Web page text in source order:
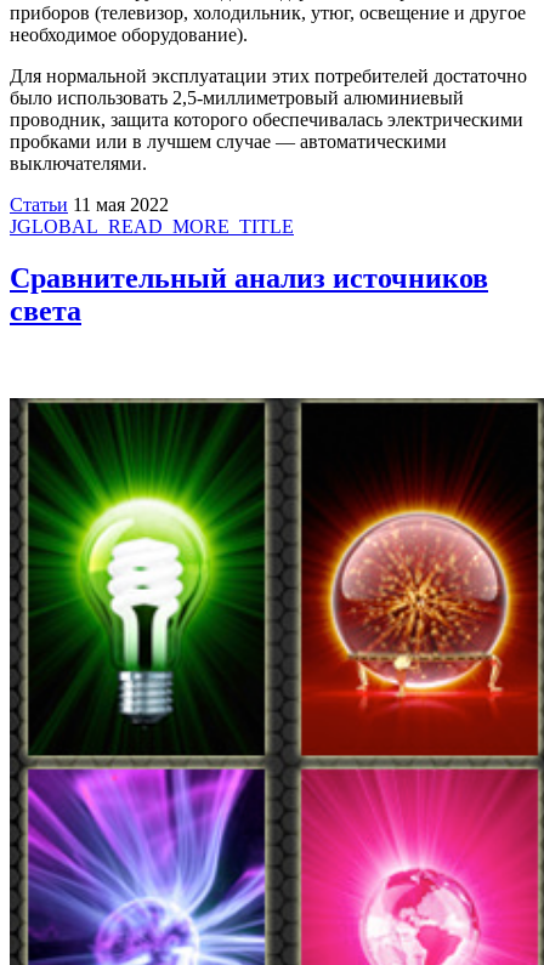
приборов (телевизор, холодильник, утюг, освещение и другое
необходимое оборудование).
Для нормальной эксплуатации этих потребителей достаточно
было использовать 2,5-миллиметровый алюминиевый
проводник, защита которого обеспечивалась электрическими
пробками или в лучшем случае — автоматическими
выключателями.
Статьи 11 мая 2022
JGLOBAL_READ_MORE_TITLE
Сравнительный анализ источников
света